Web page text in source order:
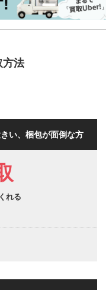
方法
い、梱包が面倒な方
れる